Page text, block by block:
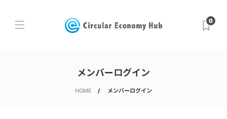
0
メンバーログイン
HOME メンバーログイン